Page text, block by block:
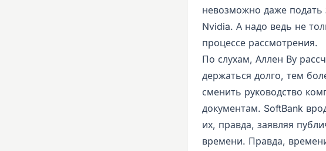
невозможно даже подать
Nvidia. А надо ведь не
процессе рассмотрения.
По слухам, Аллен Ву
держаться долго, тем
сменить руководство
документам. SoftBank
их, правда, заявляя
времени. Правда,